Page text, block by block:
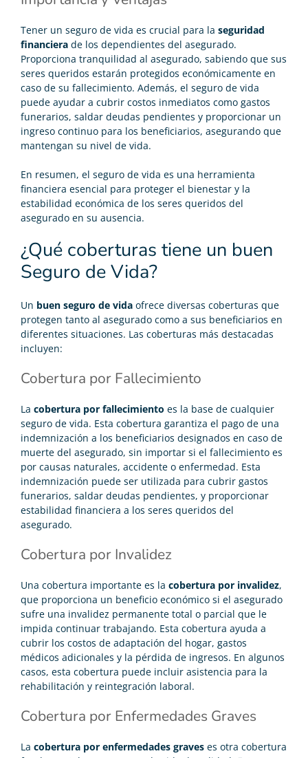
Tener un seguro de vida es crucial para la seguridad
financiera de los dependientes del asegurado.
Proporciona tranquilidad al asegurado, sabiendo que sus
seres queridos estarán protegidos económicamente en
caso de su fallecimiento. Además, el seguro de vida
puede ayudar a cubrir costos inmediatos como gastos
funerarios, saldar deudas pendientes y proporcionar un
ingreso continuo para los beneficiarios, asegurando que
mantengan su nivel de vida.
En resumen, el seguro de vida es una herramienta
financiera esencial para proteger el bienestar y la
estabilidad económica de los seres queridos del
asegurado en su ausencia.
¿Qué coberturas tiene un buen
Seguro de Vida?
Un buen seguro de vida ofrece diversas coberturas que
protegen tanto al asegurado como a sus beneficiarios en
diferentes situaciones. Las coberturas más destacadas
incluyen:
Cobertura por Fallecimiento
La cobertura por fallecimiento es la base de cualquier
seguro de vida. Esta cobertura garantiza el pago de una
indemnización a los beneficiarios designados en caso de
muerte del asegurado, sin importar si el fallecimiento es
por causas naturales, accidente o enfermedad. Esta
indemnización puede ser utilizada para cubrir gastos
funerarios, saldar deudas pendientes, y proporcionar
estabilidad financiera a los seres queridos del
asegurado.
Cobertura por Invalidez
Una cobertura importante es la cobertura por invalidez,
que proporciona un beneficio económico si el asegurado
sufre una invalidez permanente total o parcial que le
impida continuar trabajando. Esta cobertura ayuda a
cubrir los costos de adaptación del hogar, gastos
médicos adicionales y la pérdida de ingresos. En algunos
casos, esta cobertura puede incluir asistencia para la
rehabilitación y reintegración laboral.
Cobertura por Enfermedades Graves
La cobertura por enfermedades graves es otra cobertura